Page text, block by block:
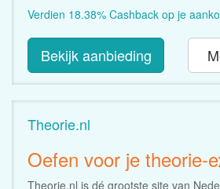
Verdien 18.38% Cashback op je
Bekijk aanbieding
Theorie.nl
Oefen voor je theorie-
Theorie.nl is dé grootste site van